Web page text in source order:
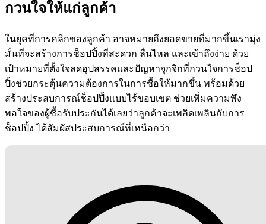
กวนใจให้แก่ลูกค้า
ในยุคที่การคลิกของลูกค้า อาจหมายถึงยอดขายที่มากขึ้นเรามุ่ง
มั่นที่จะสร้างการช็อปปิ้งที่สะดวก ลื่นไหล และเข้าถึงง่าย ด้วย
เป้าหมายที่ตั้งใจลดอุปสรรคและปัญหาจุกจิกที่กวนใจการช็อป
ปิ้งช่วยกระตุ้นความต้องการในการซื้อให้มากขึ้น พร้อมด้วย
สร้างประสบการณ์ช็อปปิ้งแบบไร้ขอบเขต ช่วยเพิ่มความพึง
พอใจของผู้ซื้อรับประกันได้เลยว่าลูกค้าจะเพลิดเพลินกับการ
ช็อปปิ้ง ได้สัมผัสประสบการณ์ที่เหนือกว่า